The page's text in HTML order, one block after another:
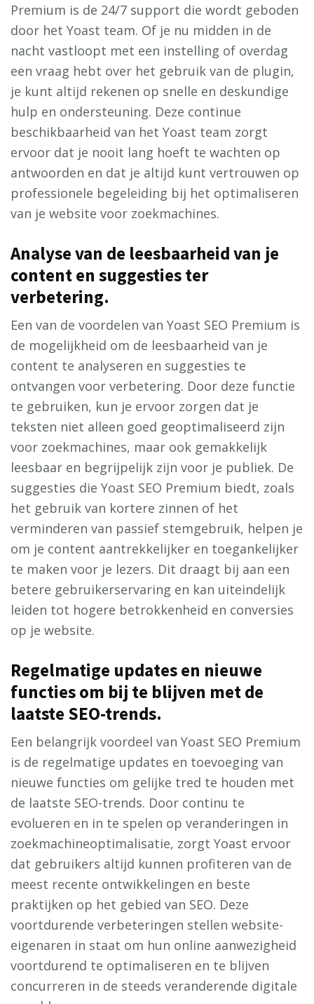
Premium is de 24/7 support die wordt geboden
door het Yoast team. Of je nu midden in de
nacht vastloopt met een instelling of overdag
een vraag hebt over het gebruik van de plugin,
je kunt altijd rekenen op snelle en deskundige
hulp en ondersteuning. Deze continue
beschikbaarheid van het Yoast team zorgt
ervoor dat je nooit lang hoeft te wachten op
antwoorden en dat je altijd kunt vertrouwen op
professionele begeleiding bij het optimaliseren
van je website voor zoekmachines.
Analyse van de leesbaarheid van je
content en suggesties ter
verbetering.
Een van de voordelen van Yoast SEO Premium is
de mogelijkheid om de leesbaarheid van je
content te analyseren en suggesties te
ontvangen voor verbetering. Door deze functie
te gebruiken, kun je ervoor zorgen dat je
teksten niet alleen goed geoptimaliseerd zijn
voor zoekmachines, maar ook gemakkelijk
leesbaar en begrijpelijk zijn voor je publiek. De
suggesties die Yoast SEO Premium biedt, zoals
het gebruik van kortere zinnen of het
verminderen van passief stemgebruik, helpen je
om je content aantrekkelijker en toegankelijker
te maken voor je lezers. Dit draagt bij aan een
betere gebruikerservaring en kan uiteindelijk
leiden tot hogere betrokkenheid en conversies
op je website.
Regelmatige updates en nieuwe
functies om bij te blijven met de
laatste SEO-trends.
Een belangrijk voordeel van Yoast SEO Premium
is de regelmatige updates en toevoeging van
nieuwe functies om gelijke tred te houden met
de laatste SEO-trends. Door continu te
evolueren en in te spelen op veranderingen in
zoekmachineoptimalisatie, zorgt Yoast ervoor
dat gebruikers altijd kunnen profiteren van de
meest recente ontwikkelingen en beste
praktijken op het gebied van SEO. Deze
voortdurende verbeteringen stellen website-
eigenaren in staat om hun online aanwezigheid
voortdurend te optimaliseren en te blijven
concurreren in de steeds veranderende digitale